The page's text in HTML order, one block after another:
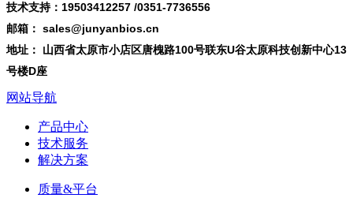
技术支持：19503412257 /0351-7736556
邮箱： sales@junyanbios.cn
地址： 山西省太原市小店区唐槐路100号联东U谷太原科技创新中心13
号楼D座
网站导航
产品中心
技术服务
解决方案
质量&平台